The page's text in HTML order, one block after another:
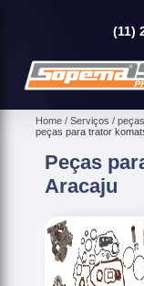
(11)
Home Serviços
peças para trator
Peças
Aracaju